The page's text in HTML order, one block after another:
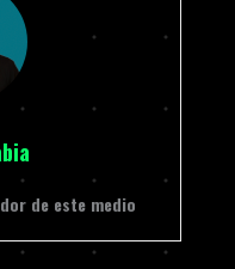
de este medio